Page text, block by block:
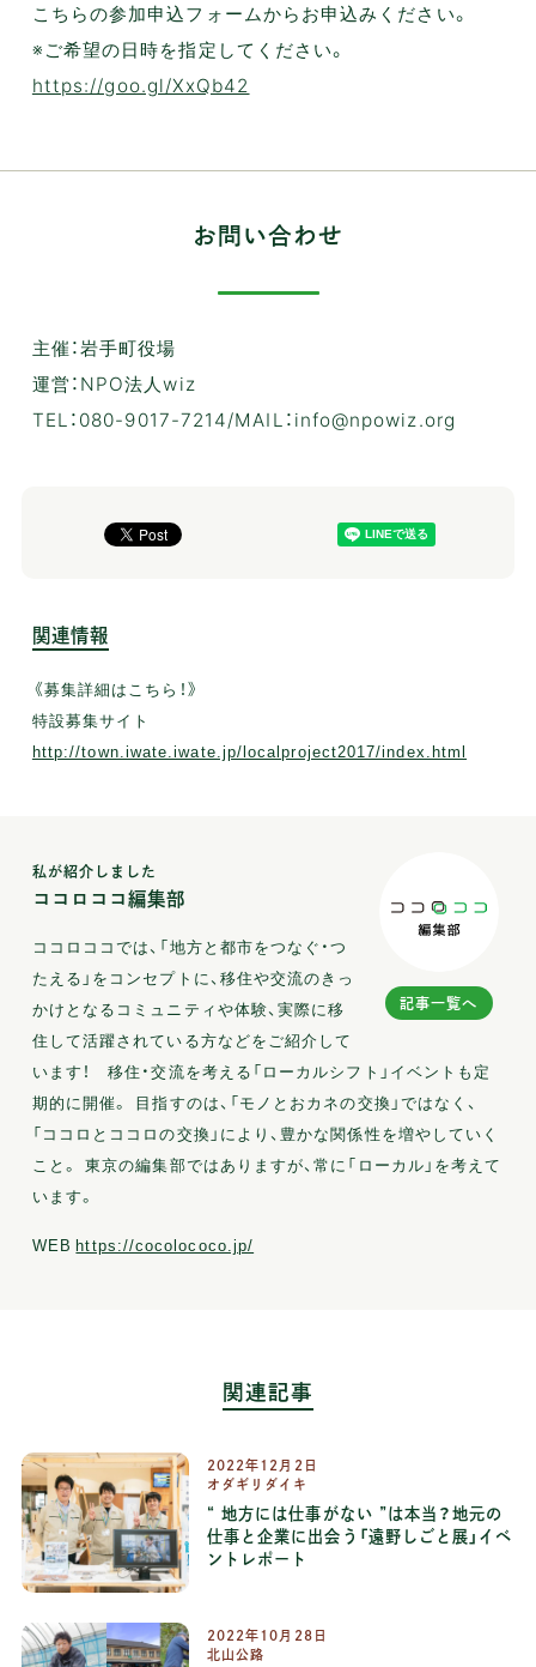
こちらの参加申込フォームからお申込みください。
※ご希望の日時を指定してください。
https://goo.gl/XxQb42
お問い合わせ
主催：岩手町役場
運営：NPO法人wiz
TEL：080-9017-7214/MAIL：info@npowiz.org
関連情報
《募集詳細はこちら！》
特設募集サイト
http://town.iwate.iwate.jp/localproject2017/index.html
記事一覧へ
私が紹介しました
ココロココ編集部
ココロココでは、「地方と都市をつなぐ・つ
たえる」をコンセプトに、移住や交流のきっ
かけとなるコミュニティや体験、実際に移
住して活躍されている方などをご紹介して
います！ 移住・交流を考える「ローカルシフト」イベントも定
期的に開催。 目指すのは、「モノとおカネの交換」ではなく、
「ココロとココロの交換」により、豊かな関係性を増やしていく
こと。 東京の編集部ではありますが、常に「ローカル」を考えて
います。
WEB https://cocolococo.jp/
関連記事
2022年12月2日
オダギリダイキ
“ 地方には仕事がない ”は本当？地元の
仕事と企業に出会う「遠野しごと展」イベ
ントレポート
2022年10月28日
北山公路